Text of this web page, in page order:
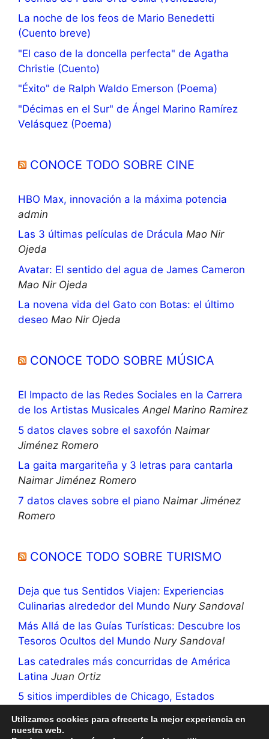
La noche de los feos de Mario Benedetti
(Cuento breve)
"El caso de la doncella perfecta" de Agatha
Christie (Cuento)
"Éxito" de Ralph Waldo Emerson (Poema)
"Décimas en el Sur" de Ángel Marino Ramírez
Velásquez (Poema)
CONOCE TODO SOBRE CINE
HBO Max, innovación a la máxima potencia
admin
Las 3 últimas películas de Drácula Mao Nir
Ojeda
Avatar: El sentido del agua de James Cameron
Mao Nir Ojeda
La novena vida del Gato con Botas: el último
deseo Mao Nir Ojeda
CONOCE TODO SOBRE MÚSICA
El Impacto de las Redes Sociales en la Carrera
de los Artistas Musicales Angel Marino Ramirez
5 datos claves sobre el saxofón Naimar
Jiménez Romero
La gaita margariteña y 3 letras para cantarla
Naimar Jiménez Romero
7 datos claves sobre el piano Naimar Jiménez
Romero
CONOCE TODO SOBRE TURISMO
Deja que tus Sentidos Viajen: Experiencias
Culinarias alrededor del Mundo Nury Sandoval
Más Allá de las Guías Turísticas: Descubre los
Tesoros Ocultos del Mundo Nury Sandoval
Las catedrales más concurridas de América
Latina Juan Ortiz
5 sitios imperdibles de Chicago, Estados
Utilizamos cookies para ofrecerte la mejor experiencia en
nuestra web.